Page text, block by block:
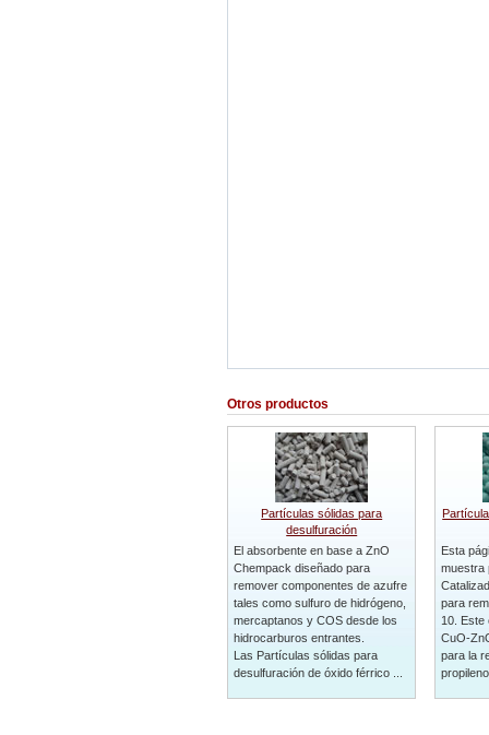
Otros productos
Partículas sólidas para
desulfuración
El absorbente en base a ZnO
Chempack diseñado para
remover componentes de azufre
tales como sulfuro de hidrógeno,
mercaptanos y COS desde los
hidrocarburos entrantes.
Las Partículas sólidas para
desulfuración de óxido férrico ...
Esta
muestra
para
10. Este
CuO-
para la